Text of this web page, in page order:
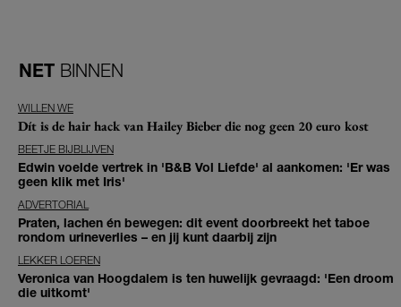
NET BINNEN
WILLEN WE
Dít is de hair hack van Hailey Bieber die nog geen 20 euro kost
BEETJE BIJBLIJVEN
Edwin voelde vertrek in 'B&B Vol Liefde' al aankomen: 'Er was
geen klik met Iris'
ADVERTORIAL
Praten, lachen én bewegen: dit event doorbreekt het taboe
rondom urineverlies – en jij kunt daarbij zijn
LEKKER LOEREN
Veronica van Hoogdalem is ten huwelijk gevraagd: 'Een droom
die uitkomt'